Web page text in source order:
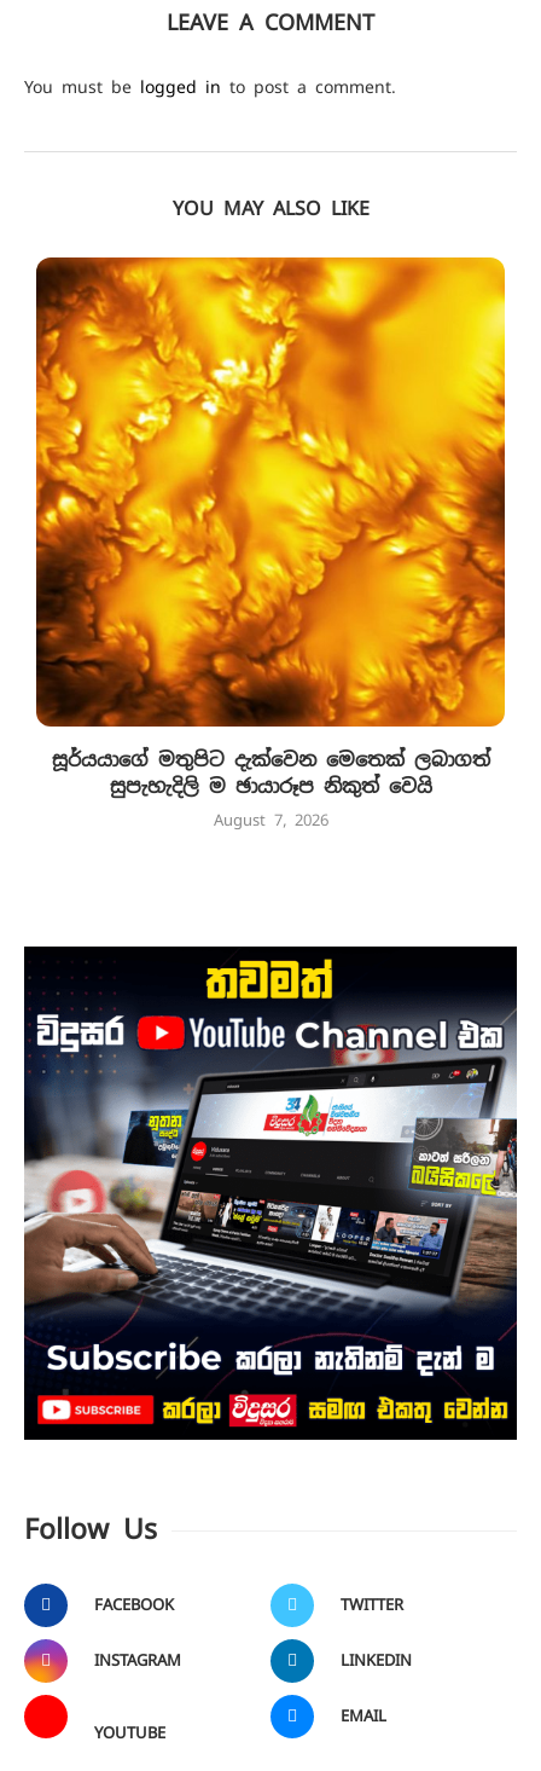
LEAVE A COMMENT
You must be logged in to post a comment.
YOU MAY ALSO LIKE
සූර්යයාගේ මතුපිට දැක්වෙන මෙතෙක් ලබාගත්
සුපැහැදිලි ම ඡායාරූප නිකුත් වෙයි
August 7, 2026
Follow Us
FACEBOOK TWITTER
INSTAGRAM LINKEDIN
YOUTUBE
EMAIL